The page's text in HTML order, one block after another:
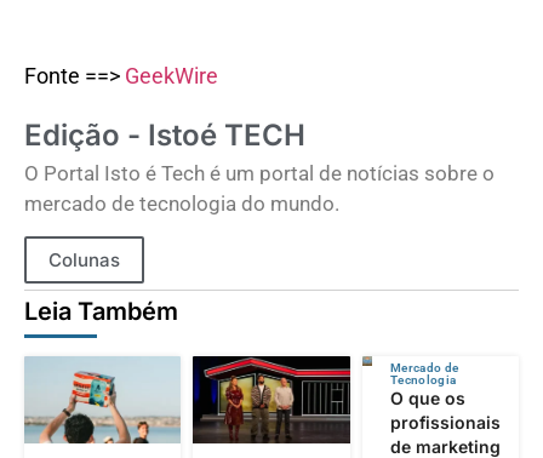
Fonte ==> GeekWire
Edição - Istoé TECH
O Portal Isto é Tech é um portal de notícias sobre o
mercado de tecnologia do mundo.
Colunas
Leia Também
Mercado de
Tecnologia
O que os
profissionais
de marketing